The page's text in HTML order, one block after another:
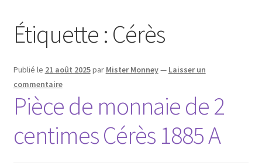
Étiquette : Cérès
Publié le 21 août 2025par Mister Monney— Laisser un
commentaire
Pièce de monnaie de 2
centimes Cérès 1885 A